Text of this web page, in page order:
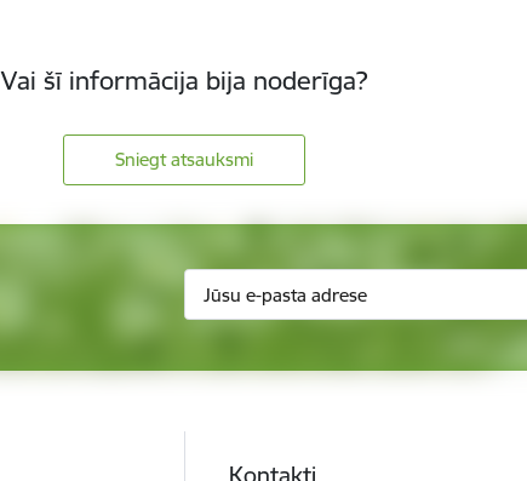
Vai šī informācija bija noderīga?
Sniegt atsauksmi
Kontakti